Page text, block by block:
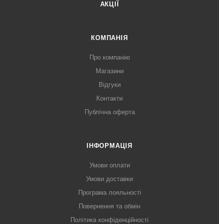
АКЦІЇ
КОМПАНІЯ
Про компанію
Магазини
Відгуки
Контакти
Публічна оферта
ІНФОРМАЦІЯ
Умови оплати
Умови доставки
Програма лояльності
Повернення та обмін
Політика конфіденційності